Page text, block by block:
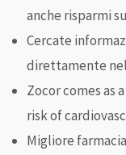
anche risparmi
Cercate
direttamente
Zocor comes as
risk of
Migliore